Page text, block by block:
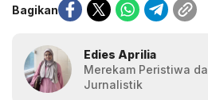
Bagikan
Edies Aprilia
Merekam Peristiwa
Jurnalistik